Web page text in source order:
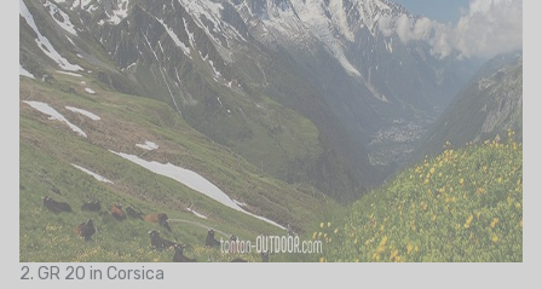
2. GR 20 in Corsica